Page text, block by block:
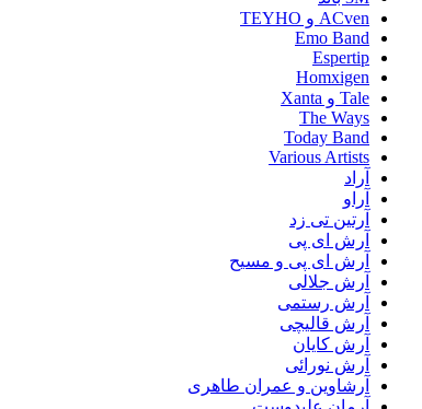
ACven و TEYHO
Emo Band
Espertip
Homxigen
Tale و Xanta
The Ways
Today Band
Various Artists
آراد
آراو
آرتین تی زد
آرش ای پی
آرش ای پی و مسیح
آرش جلالی
آرش رستمی
آرش قالیچی
آرش کایان
آرش نورائی
آرشاوین و عمران طاهری